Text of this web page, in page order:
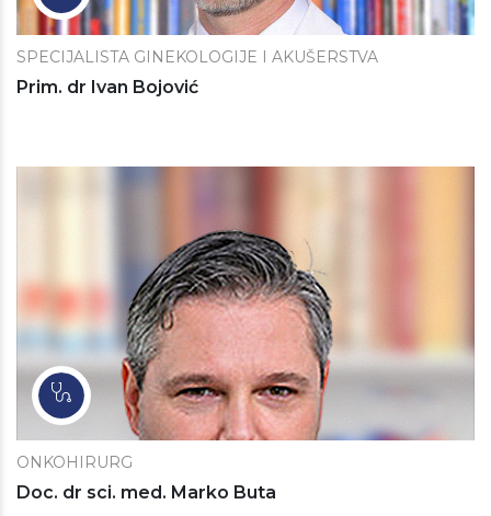
SPECIJALISTA GINEKOLOGIJE I AKUŠERSTVA
Prim. dr Ivan Bojović
ONKOHIRURG
Doc. dr sci. med. Marko Buta